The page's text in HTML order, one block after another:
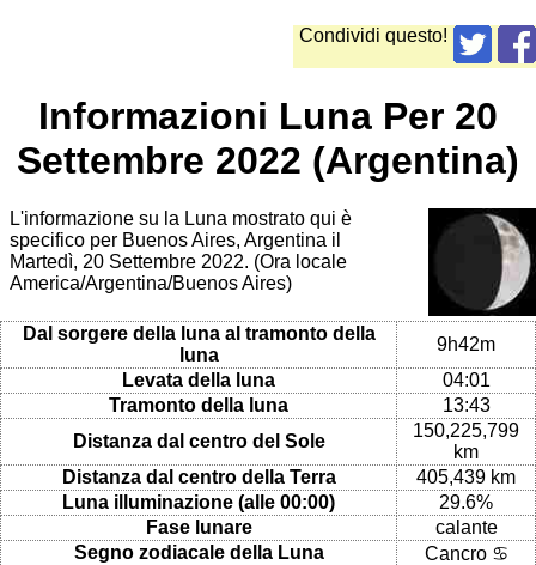
Condividi questo!
Informazioni Luna Per 20
Settembre 2022 (Argentina)
L'informazione su la Luna mostrato qui è
specifico per Buenos Aires, Argentina il
Martedì, 20 Settembre 2022. (Ora locale
America/Argentina/Buenos Aires)
Dal sorgere della luna al tramonto della
luna
9h42m
Levata della luna
04:01
Tramonto della luna
13:43
Distanza dal centro del Sole
150,225,799
km
Distanza dal centro della Terra
405,439 km
Luna illuminazione (alle 00:00)
29.6%
Fase lunare
calante
Segno zodiacale della Luna
Cancro ♋